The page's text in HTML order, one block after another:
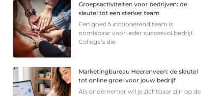
Groepsactiviteiten voor bedrijven: de
sleutel tot een sterker team
Een goed functionerend team is
onmisbaar voor ieder succesvol bedrijf.
Collega’s die
Marketingbureau Heerenveen: de sleutel
tot online groei voor jouw bedrijf
Als ondernemer wil je zichtbaar zijn op de